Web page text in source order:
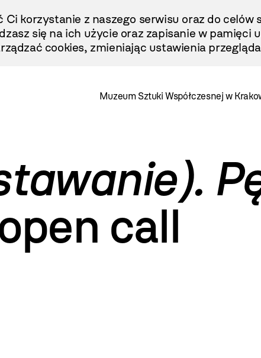
Ci korzystanie z naszego serwisu oraz do
się na ich użycie oraz zapisanie w pamięci
cookies, zmieniając ustawienia
Muzeum Sztuki Współczesnej w
call